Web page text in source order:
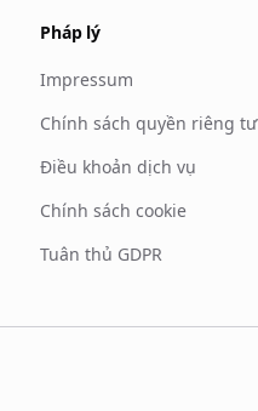
Pháp lý
Impressum
Chính sách quyền riêng tư
Điều khoản dịch vụ
Chính sách cookie
Tuân thủ GDPR